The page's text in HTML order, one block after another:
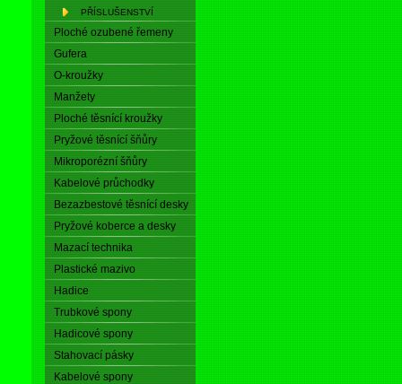
PŘÍSLUŠENSTVÍ
Ploché ozubené řemeny
Gufera
O-kroužky
Manžety
Ploché těsnící kroužky
Pryžové těsnící šňůry
Mikroporézní šňůry
Kabelové průchodky
Bezazbestové těsnící desky
Pryžové koberce a desky
Mazací technika
Plastické mazivo
Hadice
Trubkové spony
Hadicové spony
Stahovací pásky
Kabelové spony